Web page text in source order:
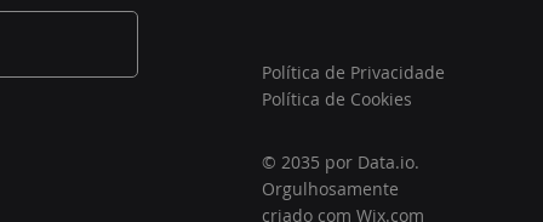
Política de Privacidade
Política de Cookies
© 2035 por Data.io.
Orgulhosamente
criado com Wix.com